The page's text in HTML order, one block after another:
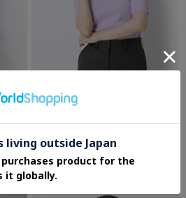
ANCHOR WOMAN
さらに10%OFF